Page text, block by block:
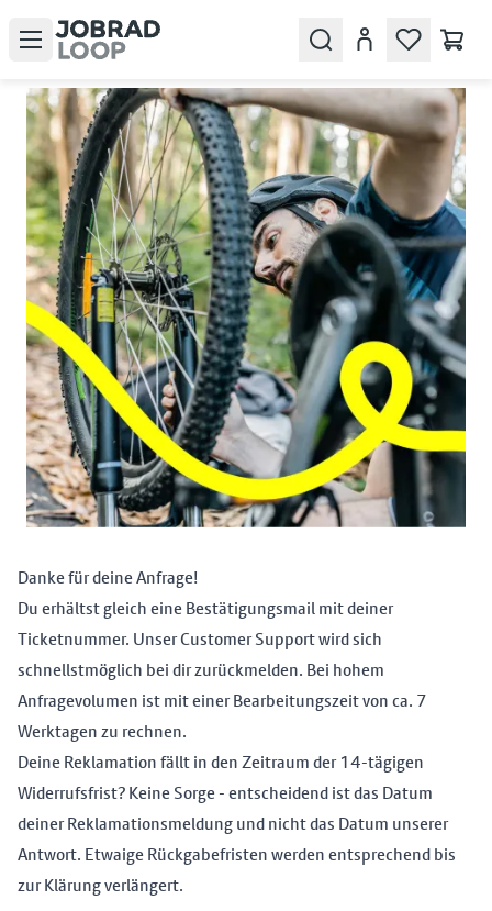
Open menu SearchKonto
Danke für deine Anfrage!
Du erhältst gleich eine Bestätigungsmail mit deiner
Ticketnummer. Unser Customer Support wird sich
schnellstmöglich bei dir zurückmelden. Bei hohem
Anfragevolumen ist mit einer Bearbeitungszeit von ca. 7
Werktagen zu rechnen.
Deine Reklamation fällt in den Zeitraum der 14-tägigen
Widerrufsfrist? Keine Sorge - entscheidend ist das Datum
deiner Reklamationsmeldung und nicht das Datum unserer
Antwort. Etwaige Rückgabefristen werden entsprechend bis
zur Klärung verlängert.